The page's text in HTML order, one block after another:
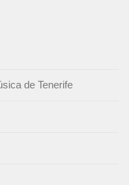
de Tenerife